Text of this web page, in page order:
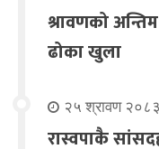
श्रावणको
ढोका खुला
२५ श्रावण
रास्वपाकै